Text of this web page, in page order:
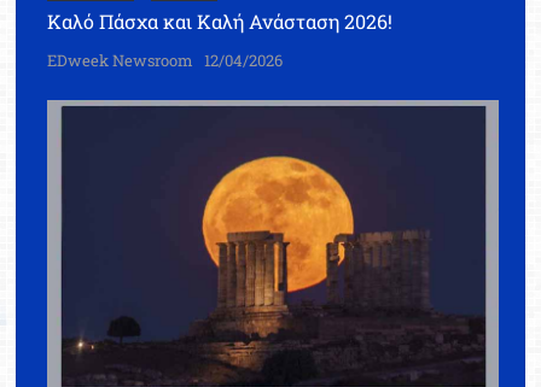
Καλό Πάσχα και Καλή Ανάσταση 2026!
EDweek Newsroom 12/04/2026